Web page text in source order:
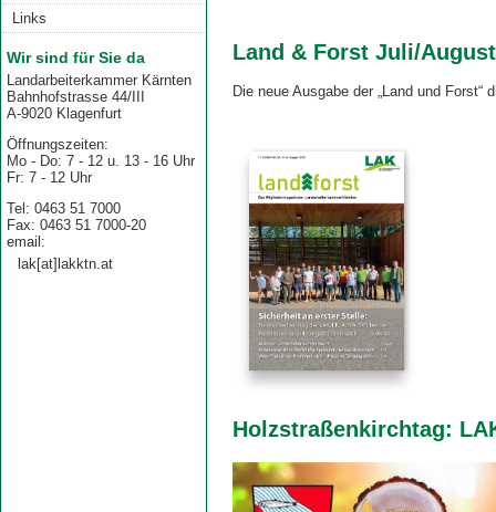
Links
Wir sind für Sie da
Landarbeiterkammer Kärnten
Bahnhofstrasse 44/III
A-9020 Klagenfurt
Öffnungszeiten:
Mo - Do: 7 - 12 u. 13 - 16 Uhr
Fr: 7 - 12 Uhr
Tel: 0463 51 7000
Fax: 0463 51 7000-20
email:
lak[at]lakktn.at
Land & Forst Juli/
Die neue Ausgabe der „Land und
Holzstraßenkirchtag: